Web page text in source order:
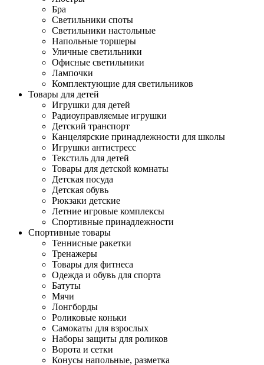
Бра
Светильники споты
Светильники настольные
Напольные торшеры
Уличные светильники
Офисные светильники
Лампочки
Комплектующие для светильников
Товары для детей
Игрушки для детей
Радиоуправляемые игрушки
Детский транспорт
Канцелярские принадлежности для школы
Игрушки антистресс
Текстиль для детей
Товары для детской комнаты
Детская посуда
Детская обувь
Рюкзаки детские
Летние игровые комплексы
Спортивные принадлежности
Спортивные товары
Теннисные ракетки
Тренажеры
Товары для фитнеса
Одежда и обувь для спорта
Батуты
Мячи
Лонгборды
Роликовые коньки
Самокаты для взрослых
Наборы защиты для роликов
Ворота и сетки
Конусы напольные, разметка